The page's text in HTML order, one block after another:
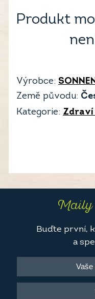
Produkt
Výrobce:
Země původu:
Kategorie: Zdraví
Maily
Buďte první,
a